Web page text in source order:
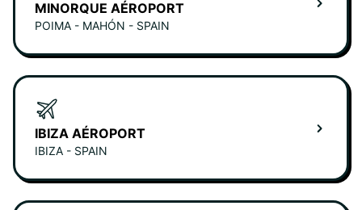
MINORQUE AÉROPORT
POIMA - MAHÓN - SPAIN
IBIZA AÉROPORT
IBIZA - SPAIN